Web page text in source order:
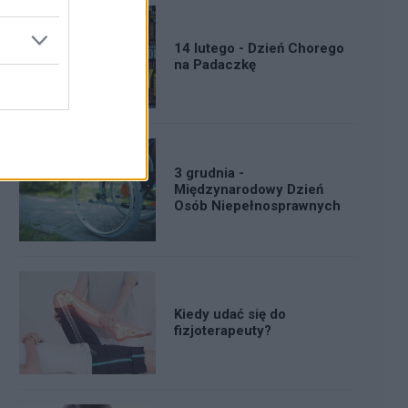
14 lutego - Dzień Chorego
na Padaczkę
3 grudnia -
Międzynarodowy Dzień
Osób Niepełnosprawnych
Kiedy udać się do
fizjoterapeuty?